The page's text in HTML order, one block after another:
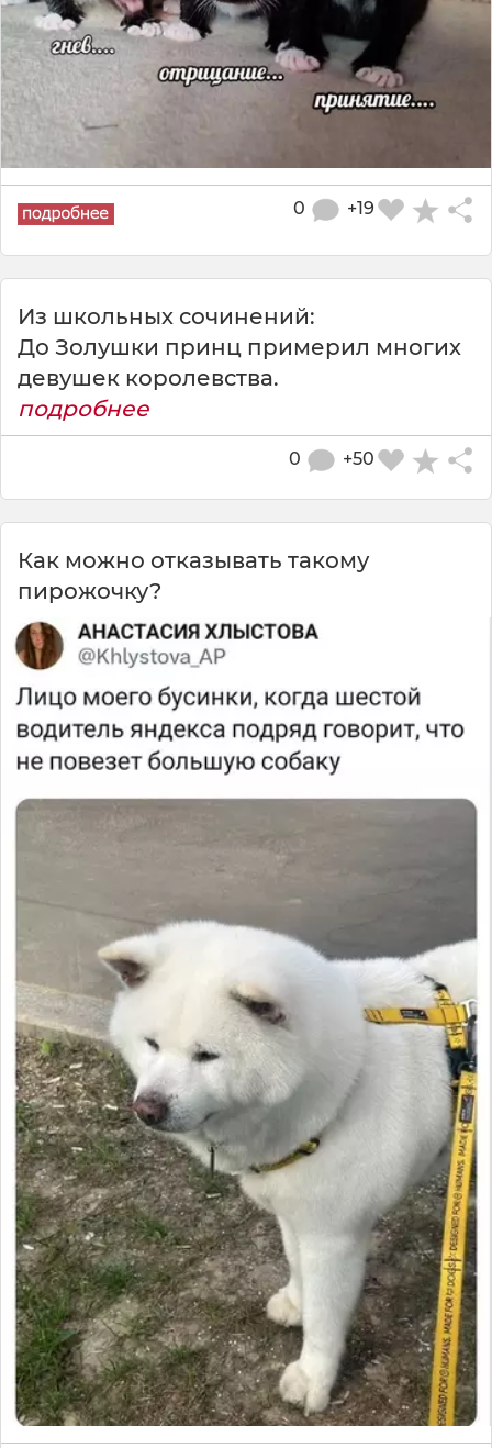
+19
0
Из школьных сочинений:
До Золушки принц примерил многих
девушек королевства.
подробнее
+50
0
Как можно отказывать такому
пирожочку?